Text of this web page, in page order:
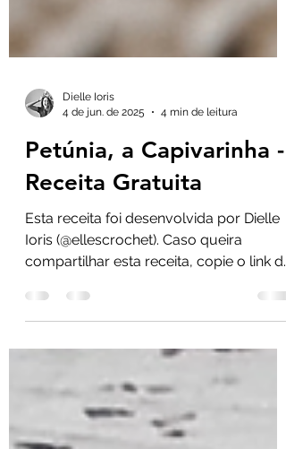
4 de jun. de 2025
4 min de leitura
Petúnia, a Capivarinha -
Receita Gratuita
Esta receita foi desenvolvida por Dielle
compartilhar esta receita, copie o link da
publicação...